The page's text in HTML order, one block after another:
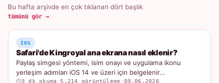
Bu hafta arşivde en çok tıklanan dört başlık
tümünü gör →
IOS
Safari'de Kingroyal ana ekrana nasıl eklenir?
Paylaş simgesi yöntemi, isim onayı ve uygulama ikonu
yerleşim adımları iOS 14 ve üzeri için belgelenir...
3 dk okuma ·5.214 görüntüleme · 09.06.2026